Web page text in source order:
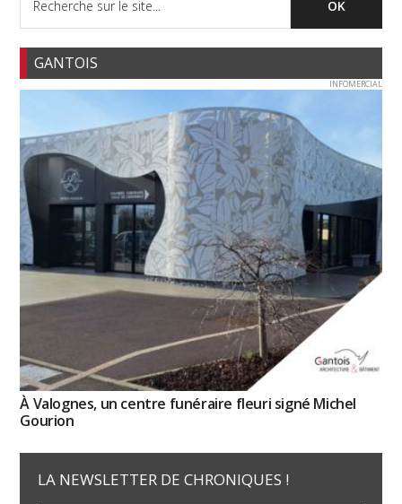
GANTOIS
INFOMERCIAL
À Valognes, un centre funéraire fleuri signé Michel
Gourion
LA NEWSLETTER DE CHRONIQUES !